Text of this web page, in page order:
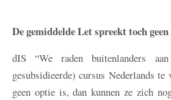
De gemiddelde Let spreekt toch
dIS “We raden buitenlanders
gesubsidieerde) cursus Nederlands
geen optie is, dan kunnen ze zich